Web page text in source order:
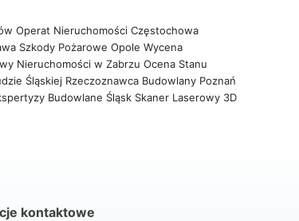
Operat Nieruchomości Częstochowa
Szkody Pożarowe OpoleWycena
Nieruchomości w ZabrzuOcena Stanu
Śląskiej Rzeczoznawca Budowlany Poznań
Budowlane Śląsk Skaner Laserowy 3D
kontaktowe